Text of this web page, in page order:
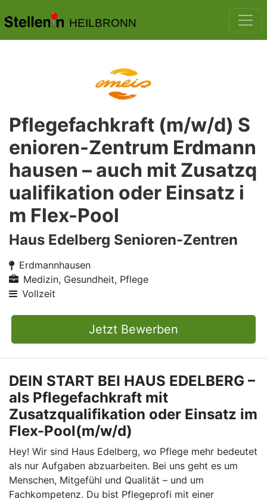
HEILBRONN
Pflegefachkraft (m/w/d) S
enioren-Zentrum Erdmann
hausen – auch mit Zusatzq
ualifikation oder Einsatz i
m Flex-Pool
Haus Edelberg Senioren-Zentren
Erdmannhausen
Medizin, Gesundheit, Pflege
Vollzeit
Jetzt Bewerben
DEIN START BEI HAUS EDELBERG –
als Pflegefachkraft mit
Zusatzqualifikation oder Einsatz im
Flex-Pool(m/w/d)
Hey! Wir sind Haus Edelberg, wo Pflege mehr bedeutet
als nur Aufgaben abzuarbeiten. Bei uns geht es um
Menschen, Mitgefühl und Qualität – und um
Fachkompetenz. Du bist Pflegeprofi mit einer